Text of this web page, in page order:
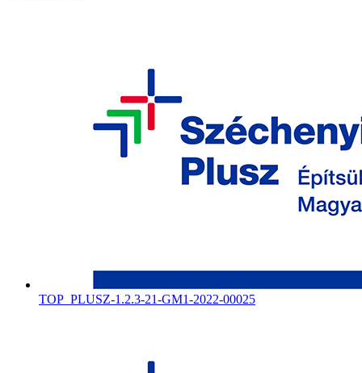
TOP_PLUSZ-1.2.3-21-GM1-2022-00025